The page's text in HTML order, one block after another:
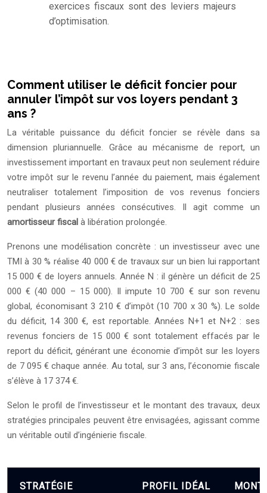
exercices fiscaux sont des leviers majeurs
d’optimisation.
Comment utiliser le déficit foncier pour
annuler l’impôt sur vos loyers pendant 3
ans ?
La véritable puissance du déficit foncier se révèle dans sa
dimension pluriannuelle. Grâce au mécanisme de report, un
investissement important en travaux peut non seulement réduire
votre impôt sur le revenu l’année du paiement, mais également
neutraliser totalement l’imposition de vos revenus fonciers
pendant plusieurs années consécutives. Il agit comme un
amortisseur fiscal à libération prolongée.
Prenons une modélisation concrète : un investisseur avec une
TMI à 30 % réalise 40 000 € de travaux sur un bien lui rapportant
15 000 € de loyers annuels. Année N : il génère un déficit de 25
000 € (40 000 – 15 000). Il impute 10 700 € sur son revenu
global, économisant 3 210 € d’impôt (10 700 x 30 %). Le solde
du déficit, 14 300 €, est reportable. Années N+1 et N+2 : ses
revenus fonciers de 15 000 € sont totalement effacés par le
report du déficit, générant une économie d’impôt sur les loyers
de 7 095 € chaque année. Au total, sur 3 ans, l’économie fiscale
s’élève à 17 374 €.
Selon le profil de l’investisseur et le montant des travaux, deux
stratégies principales peuvent être envisagées, agissant comme
un véritable outil d’ingénierie fiscale.
STRATÉGIE PROFIL IDÉAL